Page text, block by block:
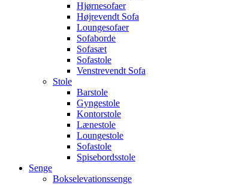
Hjørnesofaer
Højrevendt Sofa
Loungesofaer
Sofaborde
Sofasæt
Sofastole
Venstrevendt Sofa
Stole
Barstole
Gyngestole
Kontorstole
Lænestole
Loungestole
Sofastole
Spisebordsstole
Senge
Bokselevationssenge